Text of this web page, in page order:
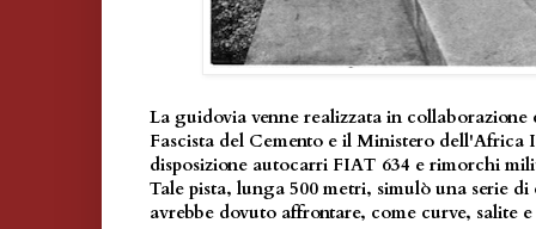
La guidovia venne realizzata in collaborazione
Fascista del Cemento e il Ministero dell'Africa
disposizione autocarri FIAT 634 e rimorchi
Tale pista, lunga 500 metri, simulò una serie
avrebbe dovuto affrontare, come curve, salite